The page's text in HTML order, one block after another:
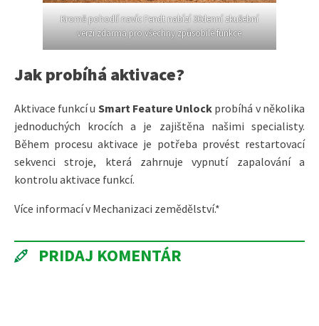
Kromě pohodlí navíc Fendt nabízí 30denní zkušební
verzi zdarma pro všechny způsobilé funkce
Jak probíhá aktivace?
Aktivace funkcí u Smart Feature Unlock probíhá v několika
jednoduchých krocích a je zajištěna našimi specialisty.
Během procesu aktivace je potřeba provést restartovací
sekvenci stroje, která zahrnuje vypnutí zapalování a
kontrolu aktivace funkcí.
Více informací v Mechanizaci zemědělství.*
PRIDAJ KOMENTÁR